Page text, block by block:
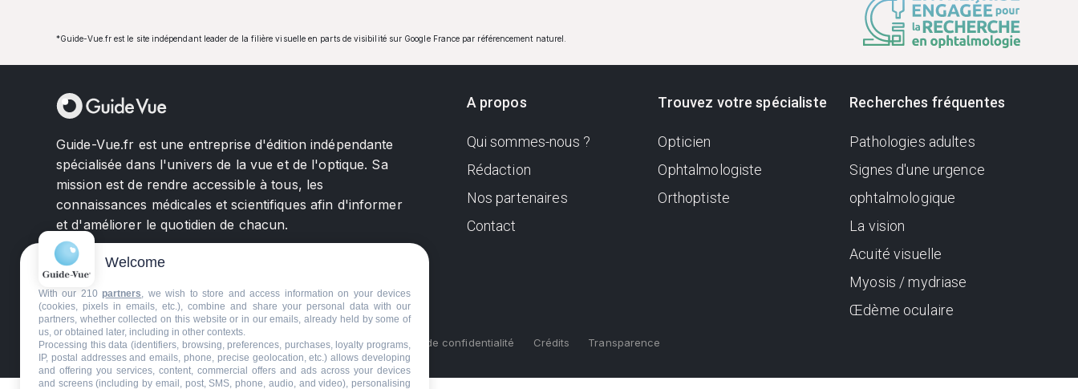
*Guide-Vue.fr est le site indépendant leader de la filière visuelle en parts de visibilité sur Google France par référencement naturel.
Guide-Vue.fr est une entreprise d'édition indépendante
spécialisée dans l'univers de la vue et de l'optique. Sa
mission est de rendre accessible à tous, les
connaissances médicales et scientifiques afin d'informer
et d'améliorer le quotidien de chacun.
A propos
Qui sommes-nous ?
Rédaction
Nos partenaires
Contact
Trouvez votre spécialiste
Opticien
Ophtalmologiste
Orthoptiste
Recherches fréquentes
Pathologies adultes
Signes d'une urgence
ophtalmologique
La vision
Acuité visuelle
Myosis / mydriase
Œdème oculaire
©GuideVue2024 Charte d'utilisation Mentions légales Politique de confidentialité Crédits Transparence
Welcome
With our 210 partners, we wish to store and access information on your devices
(cookies, pixels in emails, etc.), combine and share your personal data with our
partners, whether collected on this website or in our emails, already held by some of
us, or obtained later, including in other contexts.
Processing this data (identifiers, browsing, preferences, purchases, loyalty programs,
IP, postal addresses and emails, phone, precise geolocation, etc.) allows developing
and offering you services, content, commercial offers and ads across your devices
and screens (including by email, post, SMS, phone, audio, and video), personalising